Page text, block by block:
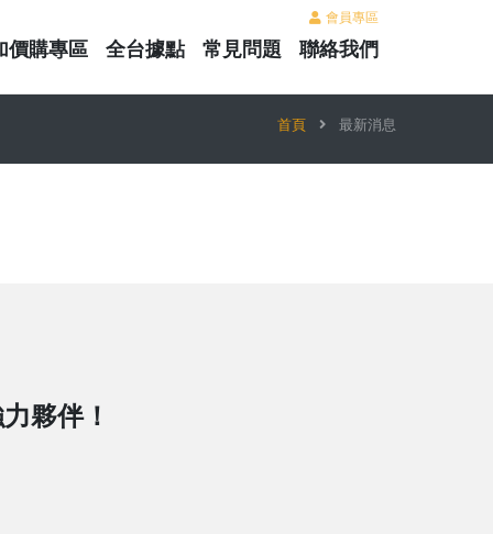
會員專區
價購專區 全台據點 常見問題 聯絡我們
首頁 最新消息
夥伴！